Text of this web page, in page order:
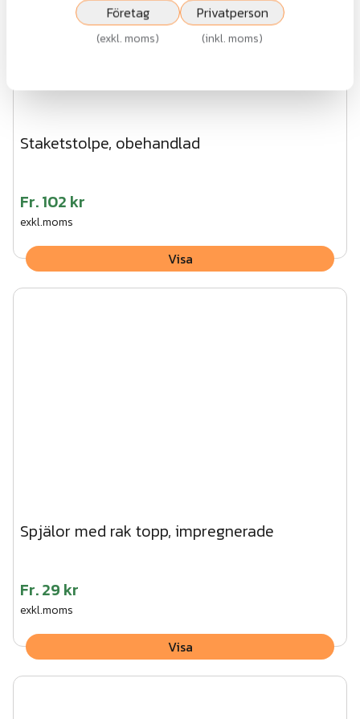
Staketstolpe, obehandlad
Fr.102 kr
exkl.moms
Visa
Spjälor med rak topp, impregnerade
Fr.29 kr
exkl.moms
Visa
Företag
(exkl. moms)
Privatperson
(inkl. moms)